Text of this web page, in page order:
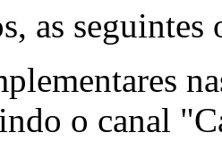
as seguintes
o canal